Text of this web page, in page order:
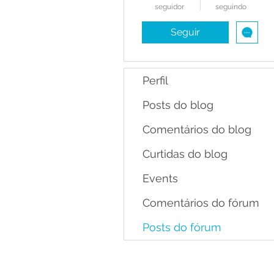
seguidor seguindo
Seguir
Perfil
Posts do blog
Comentários do blog
Curtidas do blog
Events
Comentários do fórum
Posts do fórum